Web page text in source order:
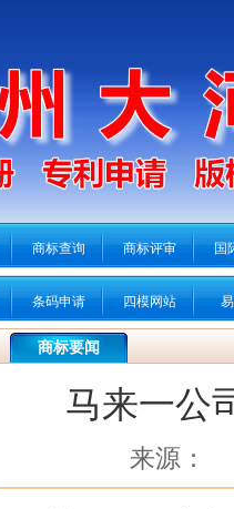
商标查询 商标评审 国
条码申请 四模网站
商标要闻
马来一公
来源：